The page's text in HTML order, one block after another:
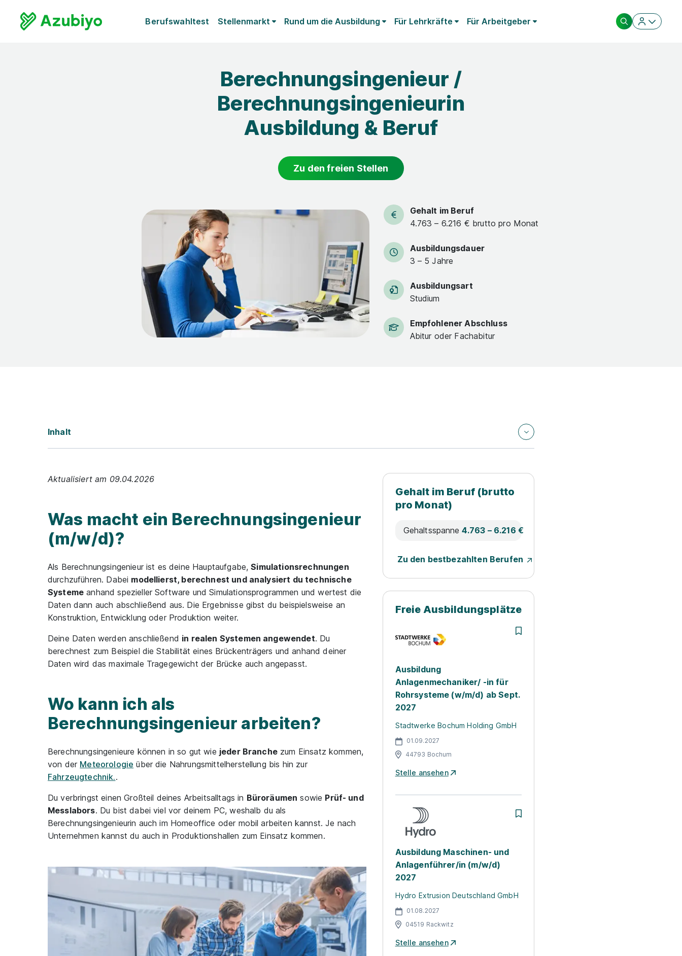
Berufswahltest Stellenmarkt Rund um die Ausbildung Für Lehrkräfte Für Arbeitgeber
Berechnungsingenieur /
Berechnungsingenieurin
Ausbildung & Beruf
Zu den freien Stellen
Gehalt im Beruf
4.763 – 6.216 € brutto pro Monat
Ausbildungsdauer
3 – 5 Jahre
Ausbildungsart
Studium
Empfohlener Abschluss
Abitur oder Fachabitur
Inhalt
Aktualisiert am 09.04.2026
Was macht ein Berechnungsingenieur
(m/w/d)?
Als Berechnungsingenieur ist es deine Hauptaufgabe,Simulationsrechnungen
durchzuführen. Dabei modellierst, berechnest und analysiert du technische
Systeme anhand spezieller Software und Simulationsprogrammen und wertest die
Daten dann auch abschließend aus. Die Ergebnisse gibst du beispielsweise an
Konstruktion, Entwicklung oder Produktion weiter.
Deine Daten werden anschließend in realen Systemen angewendet. Du
berechnest zum Beispiel die Stabilität eines Brückenträgers und anhand deiner
Daten wird das maximale Tragegewicht der Brücke auch angepasst.
Wo kann ich als
Berechnungsingenieur arbeiten?
Berechnungsingenieure können in so gut wie jeder Branchezum Einsatz kommen,
von der Meteorologie über die Nahrungsmittelherstellung bis hin zur
Fahrzeugtechnik..
Du verbringst einen Großteil deines Arbeitsalltags in Büroräumen sowie Prüf- und
Messlabors. Du bist dabei viel vor deinem PC, weshalb du als
Berechnungsingenieurin auch im Homeoffice oder mobil arbeiten kannst. Je nach
Unternehmen kannst du auch in Produktionshallen zum Einsatz kommen.
Gehalt im Beruf (brutto
pro Monat)
Gehaltsspanne 4.763 – 6.216 €
Zu den bestbezahlten Berufen
Freie Ausbildungsplätze
Ausbildung
Anlagenmechaniker/ -in für
Rohrsysteme (w/m/d) ab Sept.
2027
Stadtwerke Bochum Holding GmbH
01.09.2027
44793 Bochum
Stelle ansehen
Ausbildung Maschinen- und
Anlagenführer/in (m/w/d)
2027
Hydro Extrusion Deutschland GmbH
01.08.2027
04519 Rackwitz
Stelle ansehen